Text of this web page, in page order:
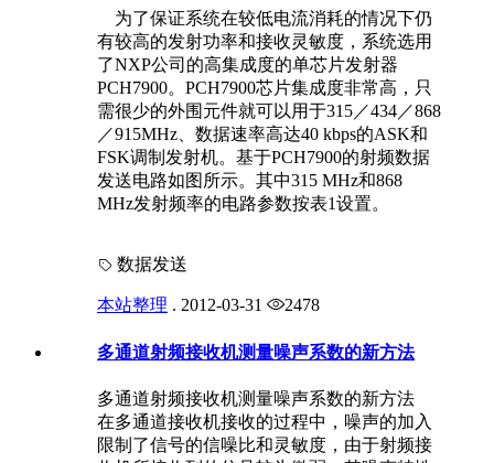
为了保证系统在较低电流消耗的情况下仍
有较高的发射功率和接收灵敏度，系统选用
了NXP公司的高集成度的单芯片发射器
PCH7900。PCH7900芯片集成度非常高，只
需很少的外围元件就可以用于315／434／868
／915MHz、数据速率高达40 kbps的ASK和
FSK调制发射机。基于PCH7900的射频数据
发送电路如图所示。其中315 MHz和868
MHz发射频率的电路参数按表1设置。
数据发送
本站整理 . 2012-03-31 2478
多通道射频接收机测量噪声系数的新方法
多通道射频接收机测量噪声系数的新方法
在多通道接收机接收的过程中，噪声的加入
限制了信号的信噪比和灵敏度，由于射频接